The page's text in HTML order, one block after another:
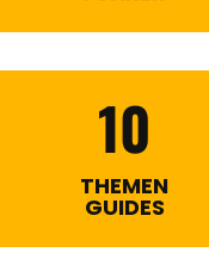
10
THEMEN
GUIDES